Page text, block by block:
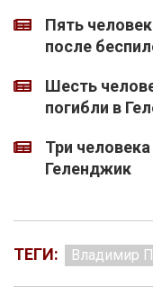
Пять
после
Шесть
погибли в
Три
Геленджик
ТЕГИ: Владимир